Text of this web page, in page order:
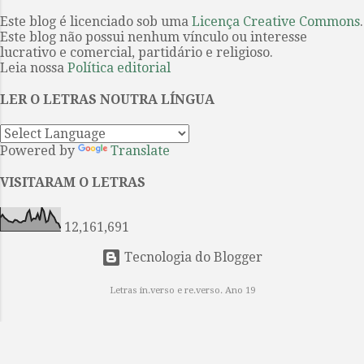
...
paralelos com a epopéia grega
servem sobretudo de base
estrutural, funcionam como
com ironia, humor e seriedade – do
heróico no homem comum na era
moderna. A idéia de um guia não
era estranha ao próprio Joyce.
Reconhecendo a complexidade do
explicativo “para uso doméstico”...
Este blog é licenciado sob uma Licença Creative Commons.
Este blog não possui nenhum vínculo ou interesse
lucrativo e comercial, partidário e religioso.
Leia nossa Política editorial
LER O LETRAS NOUTRA LÍNGUA
Powered by Translate
VISITARAM O LETRAS
12,161,691
Tecnologia do Blogger
Letras in.verso e re.verso. Ano 19